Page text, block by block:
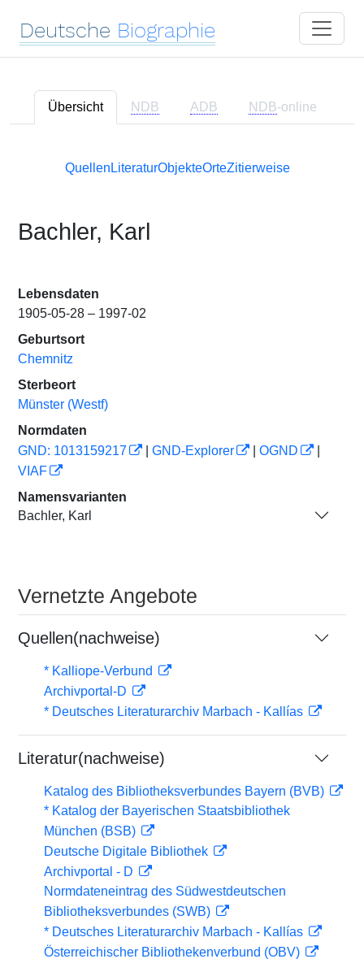
Deutsche Biographie
Übersicht NDB ADB NDB-online
Quellen LiteraturObjekteOrteZitierweise
Bachler, Karl
Lebensdaten
1905-05-28 – 1997-02
Geburtsort
Chemnitz
Sterbeort
Münster (Westf)
Normdaten
GND: 1013159217
GND-Explorer OGND
VIAF
Namensvarianten
Bachler, Karl
Vernetzte Angebote
Quellen(nachweise)
* Kalliope-Verbund
Archivportal-D
* Deutsches Literaturarchiv Marbach - Kallías
Literatur(nachweise)
Katalog des Bibliotheksverbundes Bayern (BVB)
* Katalog der Bayerischen Staatsbibliothek
München (BSB)
Deutsche Digitale Bibliothek
Archivportal - D
Normdateneintrag des Südwestdeutschen
Bibliotheksverbundes (SWB)
* Deutsches Literaturarchiv Marbach - Kallías
Österreichischer Bibliothekenverbund (OBV)